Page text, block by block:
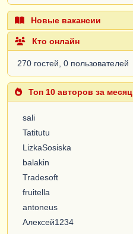
Новые вакансии
Кто онлайн
270 гостей, 0 пользователей
Топ 10 авторов за месяц
sali
Tatitutu
LizkaSosiska
balakin
Tradesoft
fruitella
antoneus
Алексей1234